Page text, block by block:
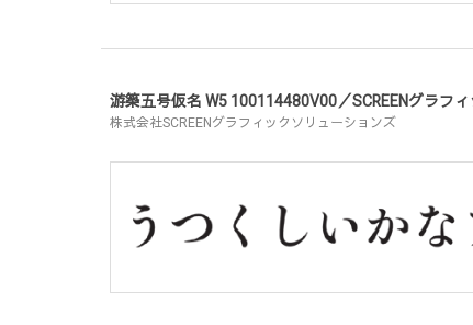
游築五号仮名 W5 100114480V00／SCREENグラフ
株式会社SCREENグラフィックソリューションズ